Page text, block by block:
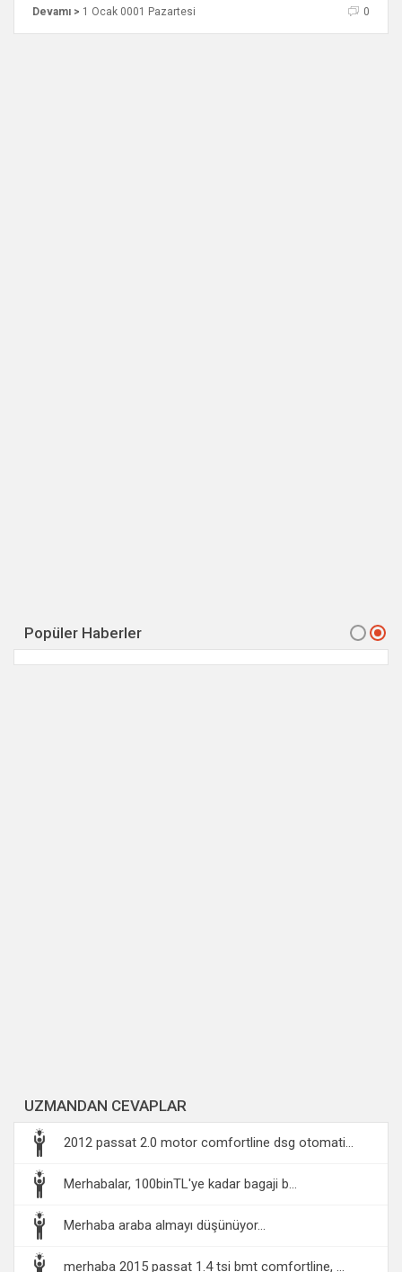
Devamı > 1 Ocak 0001 Pazartesi 0
Popüler Haberler
UZMANDAN CEVAPLAR
2012 passat 2.0 motor comfortline dsg otomati...
Merhabalar, 100binTL'ye kadar bagaji b...
Merhaba araba almayı düşünüyor...
merhaba 2015 passat 1.4 tsi bmt comfortline, ...